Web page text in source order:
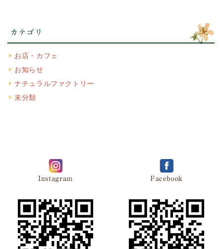
カテゴリ
お店・カフェ
お知らせ
ナチュラルファクトリー
未分類
Instagram Facebook